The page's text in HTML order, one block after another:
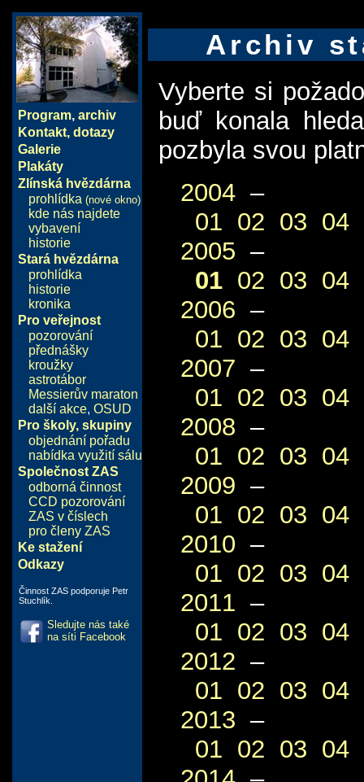
Program, archiv
Kontakt, dotazy
Galerie
Plakáty
Zlínská hvězdárna
prohlídka (nové okno)
kde nás najdete
vybavení
historie
Stará hvězdárna
prohlídka
historie
kronika
Pro veřejnost
pozorování
přednášky
kroužky
astrotábor
Messierův maraton
další akce, OSUD
Pro školy, skupiny
objednání pořadu
nabídka využití sálu
Společnost ZAS
odborná činnost
CCD pozorování
ZAS v číslech
pro členy ZAS
Ke stažení
Odkazy
Činnost ZAS podporuje Petr
Stuchlík.
Sledujte nás také
na síti Facebook
Archiv
Vyberte si
buď konala
pozbyla svou
2004 –
01 02 03 04
2005 –
01 02 03 04
2006 –
01 02 03 04
2007 –
01 02 03 04
2008 –
01 02 03 04
2009 –
01 02 03 04
2010 –
01 02 03 04
2011 –
01 02 03 04
2012 –
01 02 03 04
2013 –
01 02 03 04